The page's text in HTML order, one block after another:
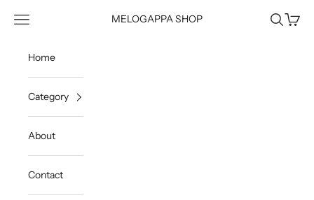
MELOGAPPA SHOP
メニュー 検索カート
Home
Category
About
Contact